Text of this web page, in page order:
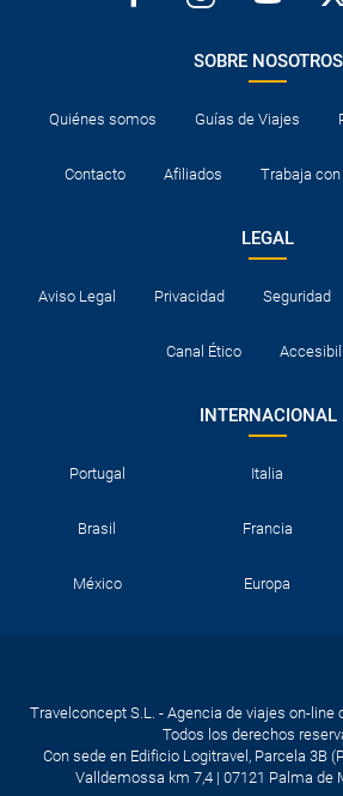
SOBRE NOSOTROS
Quiénes somos Guías de Viajes
Contacto Afiliados Trabaja
LEGAL
Aviso Legal Privacidad Seguridad
Canal Ético
INTERNACIONAL
Portugal Italia
Brasil Francia
México Europa
Travelconcept S.L. - Agencia de viajes on-line
Todos los derechos
Con sede en Edificio Logitravel, Parcela 3B
Valldemossa km 7,4 | 07121 Palma de